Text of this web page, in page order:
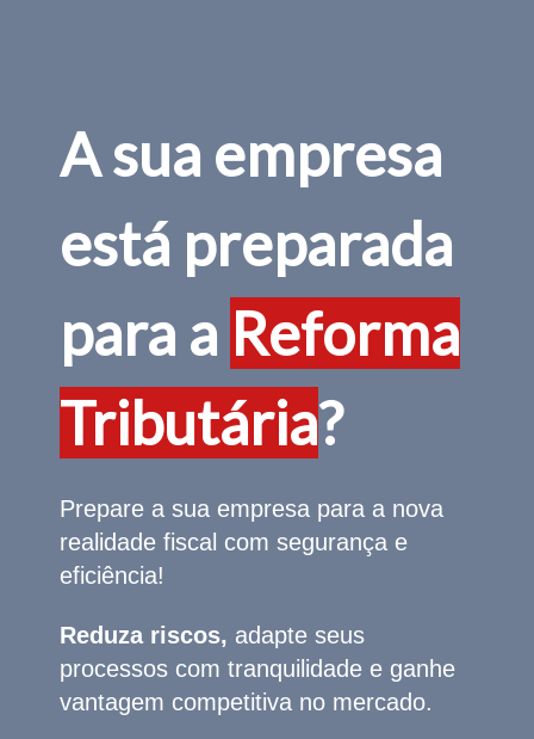
A sua empresa
está preparada
para a Reforma
Tributária?
Prepare a sua empresa para a nova
realidade fiscal com segurança e
eficiência!
Reduza riscos, adapte seus
processos com tranquilidade e ganhe
vantagem competitiva no mercado.